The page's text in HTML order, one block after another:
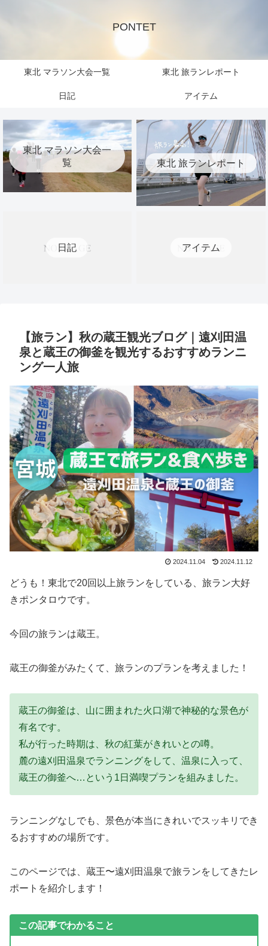
PONTET
東北 マラソン大会一覧 東北 旅ランレポート
日記 アイテム
東北 マラソン大会一
覧
東北 旅ランレポート
日記 アイテム
【旅ラン】秋の蔵王観光ブログ｜遠刈田温
泉と蔵王の御釜を観光するおすすめランニ
ング一人旅
2024.11.04 2024.11.12
どうも！東北で20回以上旅ランをしている、旅ラン大好
きポンタロウです。
今回の旅ランは蔵王。
蔵王の御釜がみたくて、旅ランのプランを考えました！
蔵王の御釜は、山に囲まれた火口湖で神秘的な景色が
有名です。
私が行った時期は、秋の紅葉がきれいとの噂。
麓の遠刈田温泉でランニングをして、温泉に入って、
蔵王の御釜へ…という1日満喫プランを組みました。
ランニングなしでも、景色が本当にきれいでスッキリでき
るおすすめの場所です。
このページでは、蔵王〜遠刈田温泉で旅ランをしてきたレ
ポートを紹介します！
この記事でわかること